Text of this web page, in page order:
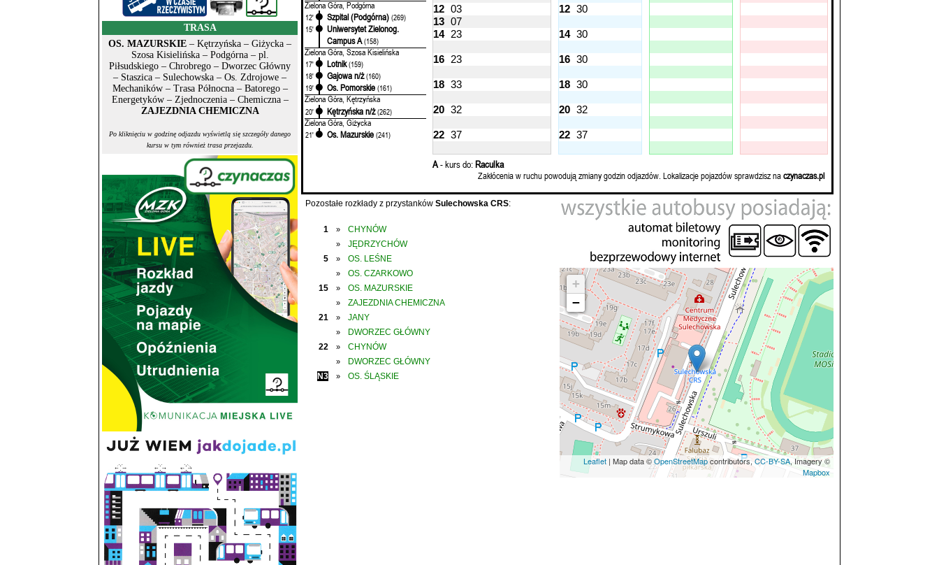
TRASA
OS. MAZURSKIE – Kętrzyńska – Giżycka –
Szosa Kisielińska – Podgórna – pl.
Piłsudskiego – Chrobrego – Dworzec Główny
– Staszica – Sulechowska – Os. Zdrojowe –
Mechaników – Trasa Północna – Batorego –
Energetyków – Zjednoczenia – Chemiczna –
ZAJEZDNIA CHEMICZNA
Po kliknięciu w godzinę odjazdu wyświetlą się szczegóły danego
kursu w tym również trasa przejazdu.
Zielona Góra, Podgórna
12' Szpital (Podgórna) (269)
15'
Uniwersytet Zielonog.
Campus A (158)
Zielona Góra, Szosa Kisielińska
17' Lotnik (159)
18'
Gajowa n/ż (160)
19'
Os. Pomorskie (161)
Zielona Góra, Kętrzyńska
20' Kętrzyńska n/ż (262)
Zielona Góra, Giżycka
21' Os. Mazurskie (241)
12 03 12 30
13 07
14 23 14 30
16 23 16 30
18 33 18 30
20 32 20 32
22 37 22 37
A- kurs do:Raculka
Zakłócenia w ruchu powodują zmiany godzin odjazdów. Lokalizacje pojazdów sprawdzisz naczynaczas.pl
Pozostałe rozkłady z przystanków Sulechowska CRS:
1 » CHYNÓW
»
JĘDRZYCHÓW
5
» OS. LEŚNE
»
OS. CZARKOWO
15
» OS. MAZURSKIE
»
ZAJEZDNIA CHEMICZNA
21
» JANY
»
DWORZEC GŁÓWNY
22
» CHYNÓW
»
DWORZEC GŁÓWNY
N3
» OS. ŚLĄSKIE
+
−
Leaflet | Map data ©OpenStreetMapcontributors, CC-BY-SA, Imagery ©
Mapbox